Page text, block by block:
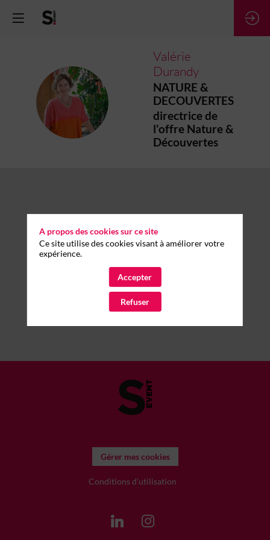
VD
Valérie
Durandy
NATURE &
DECOUVERTES
directrice de
l'offre Nature &
Découvertes
Gérer mes cookies
Conditions d'utilisation
A propos des cookies sur ce site
Ce site utilise des cookies visant à améliorer votre
expérience.
Accepter
Refuser